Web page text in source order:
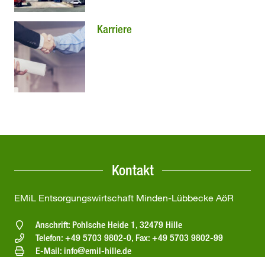
Karriere
Kontakt
EMiL Entsorgungswirtschaft Minden-Lübbecke AöR
Anschrift: Pohlsche Heide 1, 32479 Hille
Telefon: +49 5703 9802-0, Fax: +49 5703 9802-99
E-Mail: info@emil-hille.de